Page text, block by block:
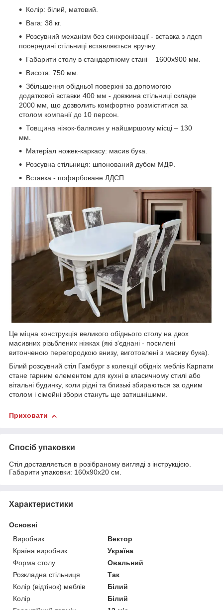
Колір: білий, матовий.
Вага: 38 кг.
Розсувний механізм без синхронізації - вставка з лдсп
посередині стільниці вставляється вручну.
Габарити столу в стандартному стані – 1600х900 мм.
Висота: 750 мм.
Збільшення обідньої поверхні за допомогою
додаткової вставки 400 мм - довжина стільниці складе
2000 мм, що дозволить комфортно розміститися за
столом компанії до 10 персон.
Товщина ніжок-балясин у найширшому місці – 130
мм.
Матеріал ножек-каркасу: масив бука.
Розсувна стільниця: шпонований дубом МДФ.
Вставка - пофарбоване ЛДСП
Це міцна конструкція великого обіднього столу на двох
масивних різьблених ніжках (які з'єднані - посилені
витонченою перегородкою внизу, виготовлені з масиву бука).
Білий розсувний стіл Гамбург з колекції обідніх меблів Карпати
стане гарним елементом для кухні в класичному стилі або
вітальні будинку, коли рідні та близькі збираються за одним
столом і сімейні збори стануть ще затишнішими.
Приховати
Спосіб упаковки
Стіл доставляється в розібраному вигляді з інструкцією.
Габарити упаковки: 160х90х20 см.
Характеристики
Основні
Виробник
Вектор
Країна виробник
Україна
Форма столу
Овальний
Розкладна стільниця
Так
Колір (відтінок) меблів
Білий
Колір
Білий